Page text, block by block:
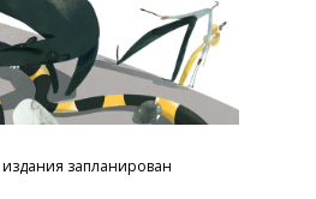
запланирован